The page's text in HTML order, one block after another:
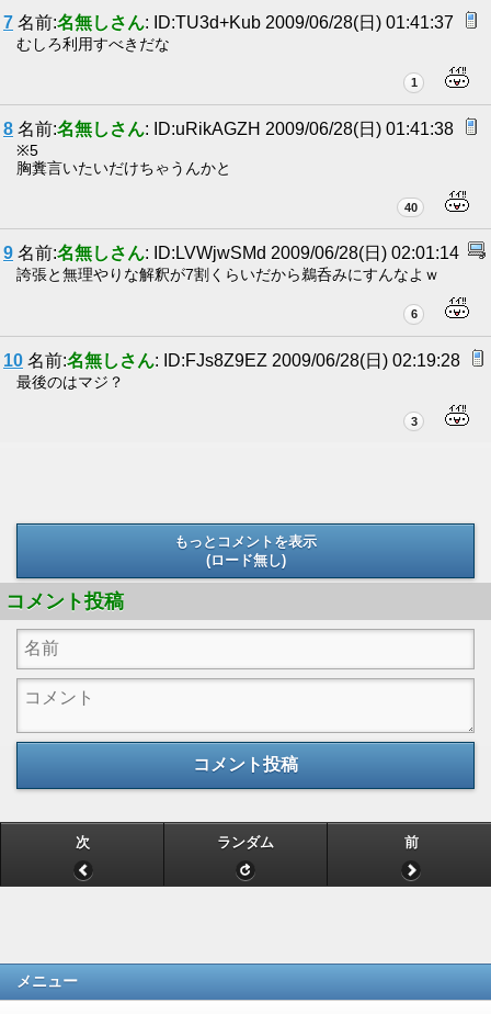
7 名前:名無しさん: ID:TU3d+Kub 2009/06/28(日) 01:41:37
むしろ利用すべきだな
1
8 名前:名無しさん: ID:uRikAGZH 2009/06/28(日) 01:41:38
※5
胸糞言いたいだけちゃうんかと
40
9 名前:名無しさん: ID:LVWjwSMd 2009/06/28(日) 02:01:14
誇張と無理やりな解釈が7割くらいだから鵜呑みにすんなよｗ
6
10 名前:名無しさん: ID:FJs8Z9EZ 2009/06/28(日) 02:19:28
最後のはマジ？
3
もっとコメントを表示
(ロード無し)
コメント投稿
コメント投稿
次 ランダム 前
メニュー